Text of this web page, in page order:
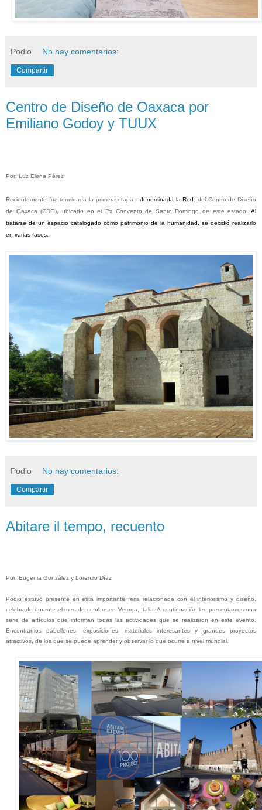
Podio No hay comentarios:
Compartir
Centro de Diseño de Oaxaca por
Emiliano Godoy y TUUX
Por: Luz Elena Pérez
Recientemente fue terminada la primera etapa - denominada la Red- del Centro de Diseño
de Oaxaca (CDO), ubicado enel Ex Convento de Santo Domingo de este estado.Al
tratarse de un espacio catalogado como patrimonio de la humanidad, se decidió realizarlo
en varias fases.
Podio No hay comentarios:
Compartir
Abitare il tempo, recuento
Por: Eugenia González y Lorenzo Díaz
Podio estuvo presente en esta importante feria relacionada con el interiorismo y diseño,
celebrado durante el mes de octubre en Verona, Italia. A continuación les presentamos una
serie de artículos que informan todas las actividades que se realizaron en este evento.
Encontramos pabellones, exposiciones, materiales interesantes y grandes proyectos
atractivos, de los que se puede aprender y observar lo que ocurre a nivel mundial.